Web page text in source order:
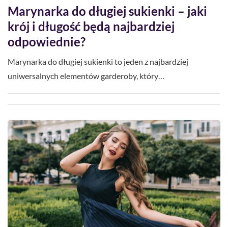
Marynarka do długiej sukienki – jaki
krój i długość będą najbardziej
odpowiednie?
Marynarka do długiej sukienki to jeden z najbardziej
uniwersalnych elementów garderoby, który…